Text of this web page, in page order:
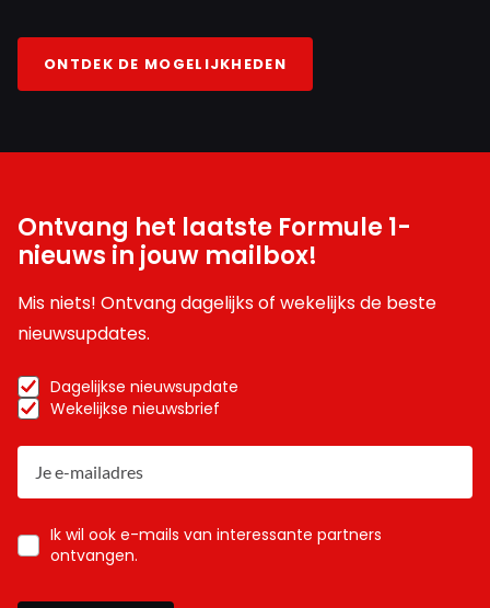
ONTDEK DE MOGELIJKHEDEN
Ontvang het laatste Formule 1-
nieuws in jouw mailbox!
Mis niets! Ontvang dagelijks of wekelijks de beste
nieuwsupdates.
Dagelijkse nieuwsupdate
Wekelijkse nieuwsbrief
Ik wil ook e-mails van interessante partners
ontvangen.